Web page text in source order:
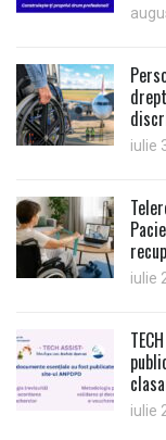
iulie
iulie
iulie